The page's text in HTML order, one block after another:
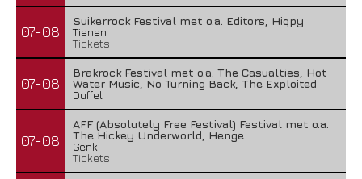
07-08
Suikerrock Festival met o.a. Editors, Hiqpy
Tienen
Tickets
07-08
Brakrock Festival met o.a. The Casualties, Hot
Water Music, No Turning Back, The Exploited
Duffel
07-08
AFF (Absolutely Free Festival) Festival met o.a.
The Hickey Underworld, Henge
Genk
Tickets